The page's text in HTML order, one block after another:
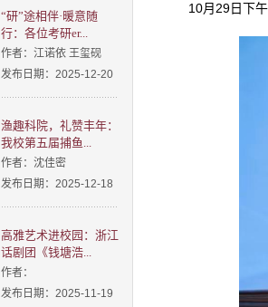
“研”途相伴·暖意随
行：各位考研er...
作者：江诺依 王玺砚
发布日期：2025-12-20
渔趣科院，礼赞丰年：
我校第五届捕鱼...
作者：沈佳密
发布日期：2025-12-18
高雅艺术进校园：浙江
话剧团《钱塘浩...
作者：
发布日期：2025-11-19
10月29日下